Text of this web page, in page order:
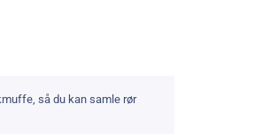
så du kan samle rør